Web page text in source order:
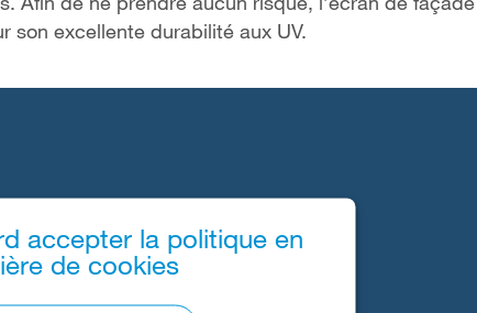
son excellente durabilité aux UV.
accepter la politique en
de cookies